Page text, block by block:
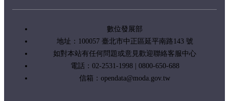
數位發展部
地址：100057 臺北市中正區延平南路143 號
如對本站有任何問題或意見歡迎聯絡客服中心
電話：02-2531-1998 | 0800-650-688
信箱： opendata@moda.gov.tw